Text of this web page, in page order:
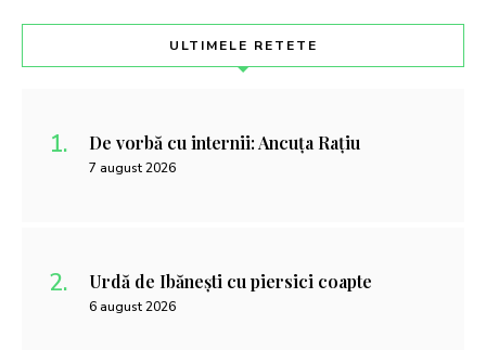
ULTIMELE RETETE
De vorbă cu internii: Ancuța Rațiu
7 august 2026
Urdă de Ibănești cu piersici coapte
6 august 2026